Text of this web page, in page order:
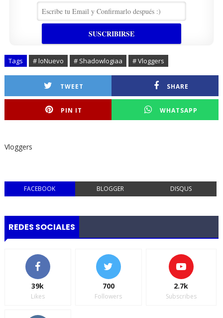
Tags # loNuevo # Shadowlogiaa # Vloggers
TWEET SHARE
PIN IT WHATSAPP
Vloggers
FACEBOOK BLOGGER DISQUS
REDES SOCIALES
39k
Likes
700
Followers
2.7k
Subscribes